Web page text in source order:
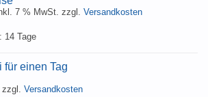
7 % MwSt. zzgl. Versandkosten
14 Tage
für einen Tag
zzgl. Versandkosten